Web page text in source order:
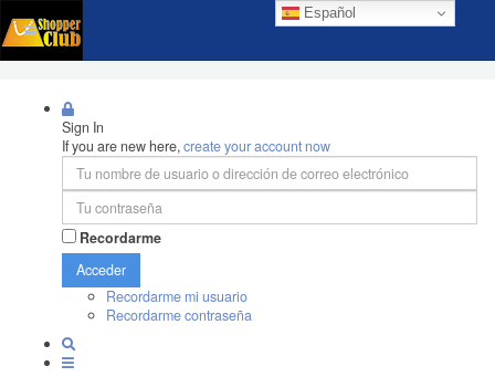
Español
Sign In
If you are new here,create your account now
Recordarme
Acceder
Recordarme mi usuario
Recordarme contraseña